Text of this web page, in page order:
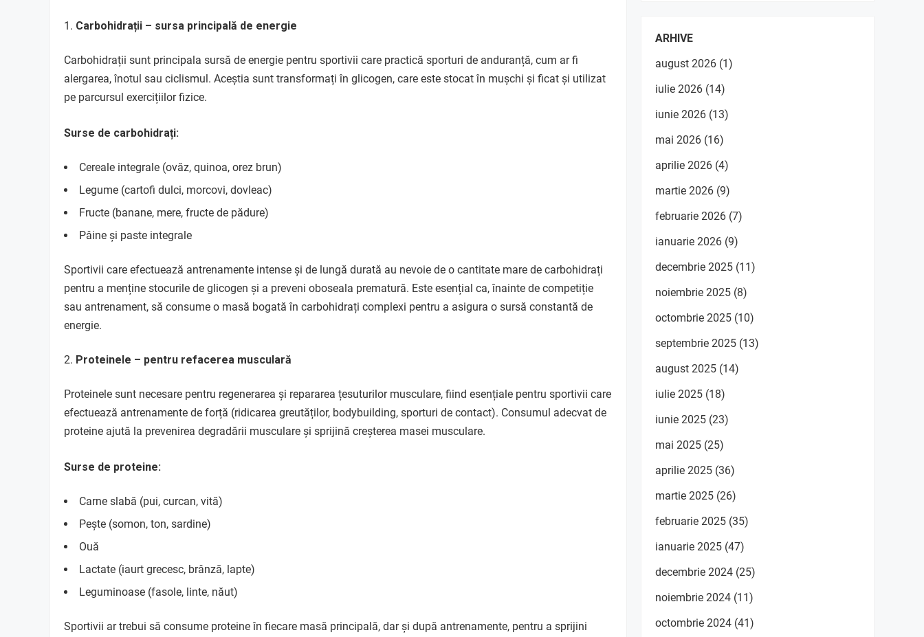
Carbohidrații – sursa principală de energie
Carbohidrații sunt principala sursă de energie pentru sportivii care practică sporturi de anduranță, cum ar fi
alergarea, înotul sau ciclismul. Aceștia sunt transformați în glicogen, care este stocat în mușchi și ficat și utilizat
pe parcursul exercițiilor fizice.
Surse de carbohidrați:
Cereale integrale (ovăz, quinoa, orez brun)
Legume (cartofi dulci, morcovi, dovleac)
Fructe (banane, mere, fructe de pădure)
Pâine și paste integrale
Sportivii care efectuează antrenamente intense și de lungă durată au nevoie de o cantitate mare de carbohidrați
pentru a menține stocurile de glicogen și a preveni oboseala prematură. Este esențial ca, înainte de competiție
sau antrenament, să consume o masă bogată în carbohidrați complexi pentru a asigura o sursă constantă de
energie.
Proteinele – pentru refacerea musculară
Proteinele sunt necesare pentru regenerarea și repararea țesuturilor musculare, fiind esențiale pentru sportivii care
efectuează antrenamente de forță (ridicarea greutăților, bodybuilding, sporturi de contact). Consumul adecvat de
proteine ajută la prevenirea degradării musculare și sprijină creșterea masei musculare.
Surse de proteine:
Carne slabă (pui, curcan, vită)
Pește (somon, ton, sardine)
Ouă
Lactate (iaurt grecesc, brânză, lapte)
Leguminoase (fasole, linte, năut)
Sportivii ar trebui să consume proteine în fiecare masă principală, dar și după antrenamente, pentru a sprijini
ARHIVE
august 2026 (1)
iulie 2026 (14)
iunie 2026 (13)
mai 2026 (16)
aprilie 2026 (4)
martie 2026 (9)
februarie 2026 (7)
ianuarie 2026 (9)
decembrie 2025 (11)
noiembrie 2025 (8)
octombrie 2025 (10)
septembrie 2025 (13)
august 2025 (14)
iulie 2025 (18)
iunie 2025 (23)
mai 2025 (25)
aprilie 2025 (36)
martie 2025 (26)
februarie 2025 (35)
ianuarie 2025 (47)
decembrie 2024 (25)
noiembrie 2024 (11)
octombrie 2024 (41)